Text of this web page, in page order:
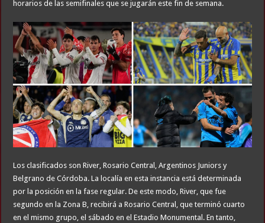
horarios de las semifinales que se jugarán este fin de semana.
Los clasificados son River, Rosario Central, Argentinos Juniors y
Belgrano de Córdoba. La localía en esta instancia está determinada
por la posición en la fase regular. De este modo, River, que fue
segundo en la Zona B, recibirá a Rosario Central, que terminó cuarto
en el mismo grupo, el sábado en el Estadio Monumental. En tanto,